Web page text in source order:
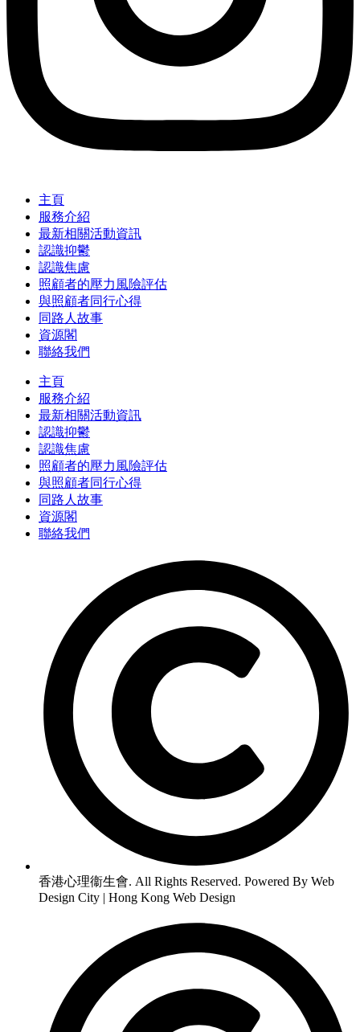
主頁
服務介紹
最新相關活動資訊
認識抑鬱
認識焦慮
照顧者的壓力風險評估
與照顧者同行心得
同路人故事
資源閣
聯絡我們
主頁
服務介紹
最新相關活動資訊
認識抑鬱
認識焦慮
照顧者的壓力風險評估
與照顧者同行心得
同路人故事
資源閣
聯絡我們
香港心理衞生會. All Rights Reserved. Powered By Web
Design City | Hong Kong Web Design